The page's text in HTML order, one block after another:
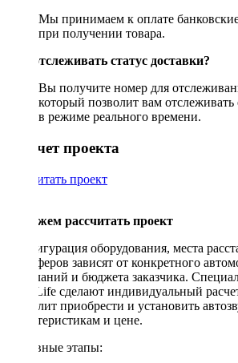
Мы принимаем к оплате
при получении товара.
Как отслеживать статус доставки?
Вы получите номер для
который позволит вам
в режиме реального времени.
Рассчет проекта
Рассчитать проект
Поможем рассчитать проект
Конфигурация оборудования, места
сабвуферов зависят от конкретного
пожеланий и бюджета заказчика.
DriveLife сделают индивидуальный
позволит приобрести и установить
характеристикам и цене.
Основные этапы: